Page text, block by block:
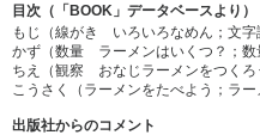
目次（「BOOK」データベースより）
もじ（線がき いろいろなめん；文
かず（数量 ラーメンはいくつ？；
ちえ（観察 おなじラーメンをつく
こうさく（ラーメンをたべよう；ラ
出版社からのコメント